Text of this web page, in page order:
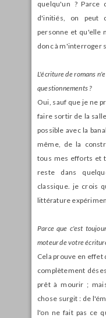
quelqu'un ? Parce
d'initiés, on peut
personne et qu'elle
donc à m'interroger
L'écriture de romans
questionnements ?
Oui, sauf que je ne
faire sortir de la
possible avec la
même, de la
tous mes efforts et
reste dans
classique. je crois
littérature
Parce que c'est
moteur de votre
Cela prouve en effet
complètement
prêt à mourir ;
chose surgit : de
l'on ne fait pas ce